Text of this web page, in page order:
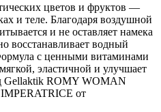
цветов и фруктов —
и теле. Благодаря воздушной
и не оставляет намека
восстанавливает водный
с ценными витаминами
эластичной и улучшает
ROMY WOMAN
от